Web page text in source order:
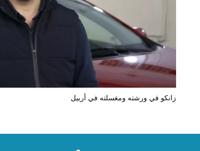
زانكو في ورشته ومغسلته في أربيل